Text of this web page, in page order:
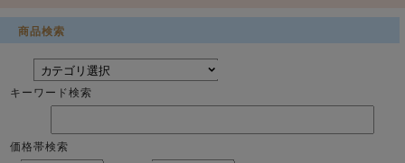
商品検索
キーワード検索
価格帯検索